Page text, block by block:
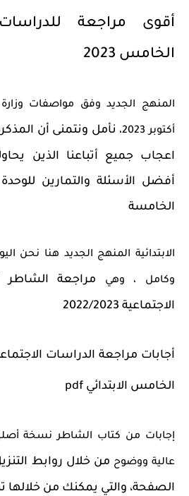
أقوى مراجعة
الخامس 2023
المنهج الجديد وفق مواصفات وزارة
أكتوبر 2023، نأمل ونتمنى أن
اعجاب جميع أتباعنا الذين
أفضل الأسئلة والتمارين
الخامسة
الابتدائية المنهج الجديد هنا نحن
وكامل ، وهي مراجعة الشاطر
الاجتماعية 2022/2023
أجابات مراجعة الدراسات
الخامس الابتدائي pdf
إجابات من كتاب الشاطر نسخة
عالية ووضوح من خلال روابط
الصفحة، والتي يمكنك من خلالها